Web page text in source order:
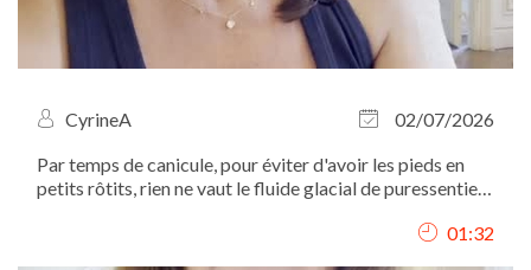
CyrineA
02/07/2026
Par temps de canicule, pour éviter d'avoir les pieds en
petits rôtits, rien ne vaut le fluide glacial de puressentiel.
01:32